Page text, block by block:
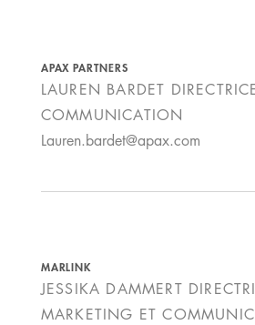
APAX PARTNERS
LAUREN BARDET
COMMUNICATION
Lauren.bardet@apax.com
MARLINK
JESSIKA DAMMERT
MARKETING ET